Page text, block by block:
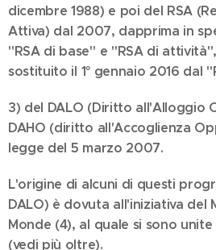
dicembre 1988) e poi del RSA
Attiva) dal 2007, dapprima in
"RSA di base" e "RSA di
sostituito il 1° gennaio 2016 dal
3) del DALO (Diritto all'Alloggio
DAHO (diritto all'Accoglienza
legge del 5 marzo 2007.
L'origine di alcuni di questi
DALO) è dovuta all'iniziativa del
Monde (4), al quale si sono
(vedi più oltre).